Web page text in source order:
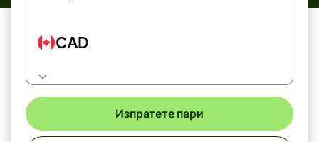
CAD
Изпратете пари